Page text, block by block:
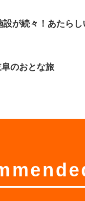
が続々！ あたら
阜のおとな旅